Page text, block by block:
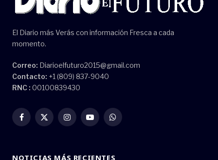
El Diario más Verás con información Fresca a cada
momento.
Correo: Diarioelfuturo2015@gmail.com
Contacto: +1 (809) 837-9040
RNC : 00100839430
Facebook
X
InstagramYouTubeWhatsApp
NOTICIAS MÁS RECIENTES